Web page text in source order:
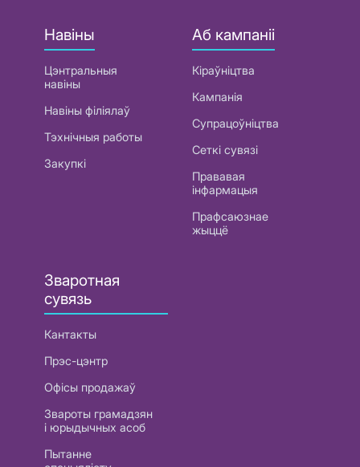
Навіны
Цэнтральныя
навіны
Навіны філіялаў
Тэхнічныя работы
Закупкі
Аб кампаніі
Кіраўніцтва
Кампанія
Супрацоўніцтва
Сеткі сувязі
Прававая
інфармацыя
Прафсаюзнае
жыццё
Зваротная
сувязь
Кантакты
Прэс-цэнтр
Офісы продажаў
Звароты грамадзян
і юрыдычных асоб
Пытанне